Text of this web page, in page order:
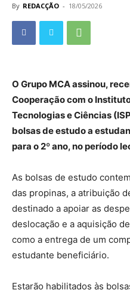
By REDACÇÃO - 18/05/2026
O Grupo MCA assinou,
Cooperação com o
Tecnologias e Ciências
bolsas de estudo a
para o 2º ano, no período
As bolsas de estudo
das propinas, a atribuição
destinado a apoiar as
deslocação e a aquisição
como a entrega de um
estudante beneficiário.
Estarão habilitados às